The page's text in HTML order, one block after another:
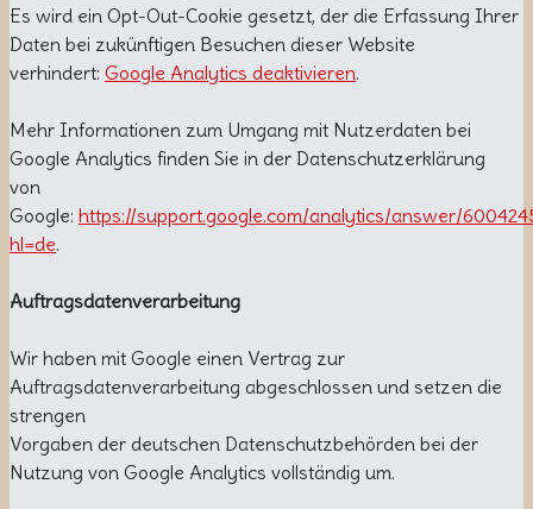
Es wird ein Opt-Out-Cookie gesetzt, der die Erfassung Ihrer
Daten bei zukünftigen Besuchen dieser Website
verhindert: Google Analytics deaktivieren.
Mehr Informationen zum Umgang mit Nutzerdaten bei
Google Analytics finden Sie in der Datenschutzerklärung
von
Google: https://support.google.com/analytics/answer/
hl=de.
Auftragsdatenverarbeitung
Wir haben mit Google einen Vertrag zur
Auftragsdatenverarbeitung abgeschlossen und setzen die
strengen
Vorgaben der deutschen Datenschutzbehörden bei der
Nutzung von Google Analytics vollständig um.